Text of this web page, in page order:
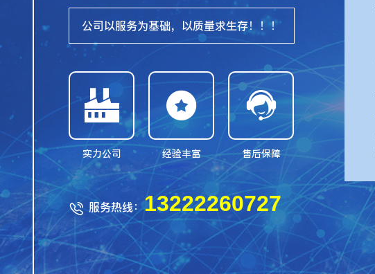
公司以服务为基础，以质量求生存！！！

实力公司

经验丰富

售后保障
 服务热线：13222260727